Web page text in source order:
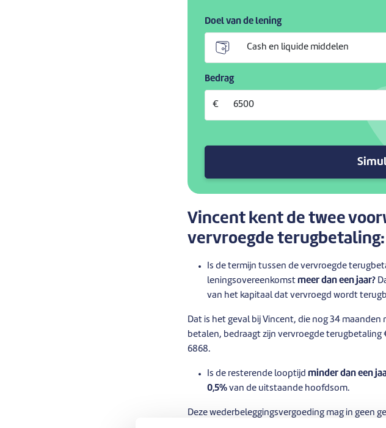
Doel van de lening
Bedrag
€
Vincent kent de twee
vervroegde terugbetaling:
Is de termijn tussen de vervroegde
leningsovereenkomst meer dan een jaar?
van het kapitaal dat vervroegd wordt
Dat is het geval bij Vincent, die nog 34
betalen, bedraagt zijn vervroegde
6868.
Is de resterende looptijd minder dan een
0,5% van de uitstaande hoofdsom.
Deze wederbeleggingsvergoeding mag in geen